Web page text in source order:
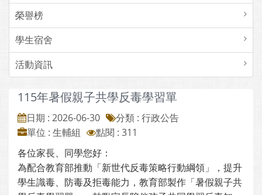
榮譽榜
學生宿舍
活動資訊
115年暑假親子共學反毒學習單
日期 : 2026-06-30
分類 : 行政公告
單位 : 生輔組
點閱 : 311
各位家長、同學您好：
為配合教育部推動「新世代反毒策略行動綱領」，提升
學生識毒、防毒及拒毒能力，教育部製作「暑假親子共